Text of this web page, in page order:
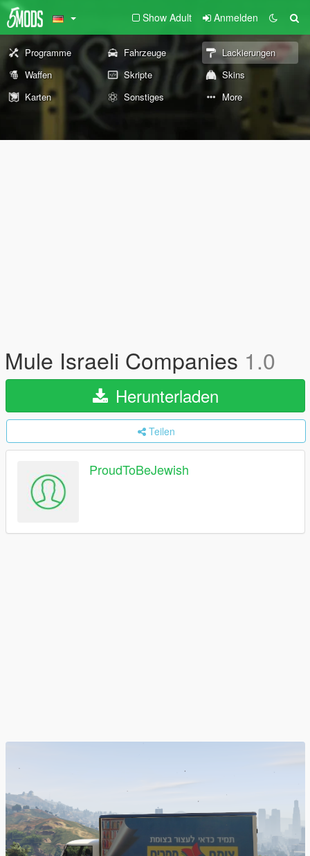
Show Adult Anmelden
Programme Fahrzeuge
Lackierungen
Waffen
Skripte
Skins
Karten
Sonstiges More
Mule Israeli Companies 1.0
Herunterladen
Teilen
ProudToBeJewish